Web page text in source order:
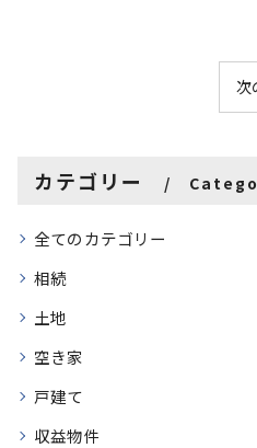
次
カテゴリー
全てのカテゴリー
相続
土地
空き家
戸建て
収益物件